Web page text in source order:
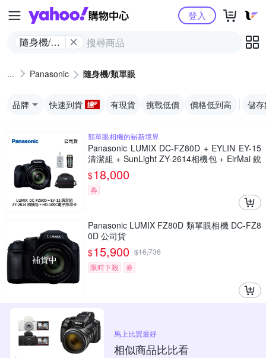
Yahoo購物中心
隨身機/類
登入
Panasonic 隨身機/類單眼
品牌 快速到貨 有現貨 挑戰低價 價格低到高 儲
類單眼相機的嶄新境界
Panasonic LUMIX DC-FZ80D + EYLIN EY-15
清潔組 + SunLight ZY-2614相機包 + EirMai 銳
瑪 HD-100C電子除濕卡 FZ80D (公司貨)
$18,000
券
補貨中
Panasonic LUMIX FZ80D 類單眼相機 DC-FZ8
0D 公司貨
$15,900 $16,736
限時下殺
券
馬上比買最好
相似商品比比看